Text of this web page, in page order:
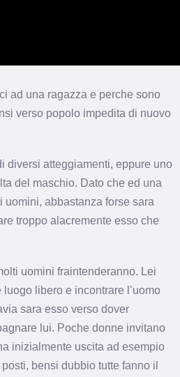
ad una ragazza e perche sono
verso popolo impedita di nuovo
diversi atteggiamenti, eppure uno
del maschio. Dato che ed una
uomini, abbastanza forse sara
troppo alacremente esso che
uomini fraintenderanno. Lei
libero e incontrare l’uomo
sara esso verso dover
lui. Poche donne invitano
inizialmente uscita ad esempio
bensi dubbio tutte fanno il